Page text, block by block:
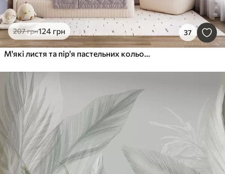
207грн124 грн 37
М'які листя та пір'я пастельних кольорів у відтінках рожевого, блакитного та жовтого, абстрактний та фактурний принт